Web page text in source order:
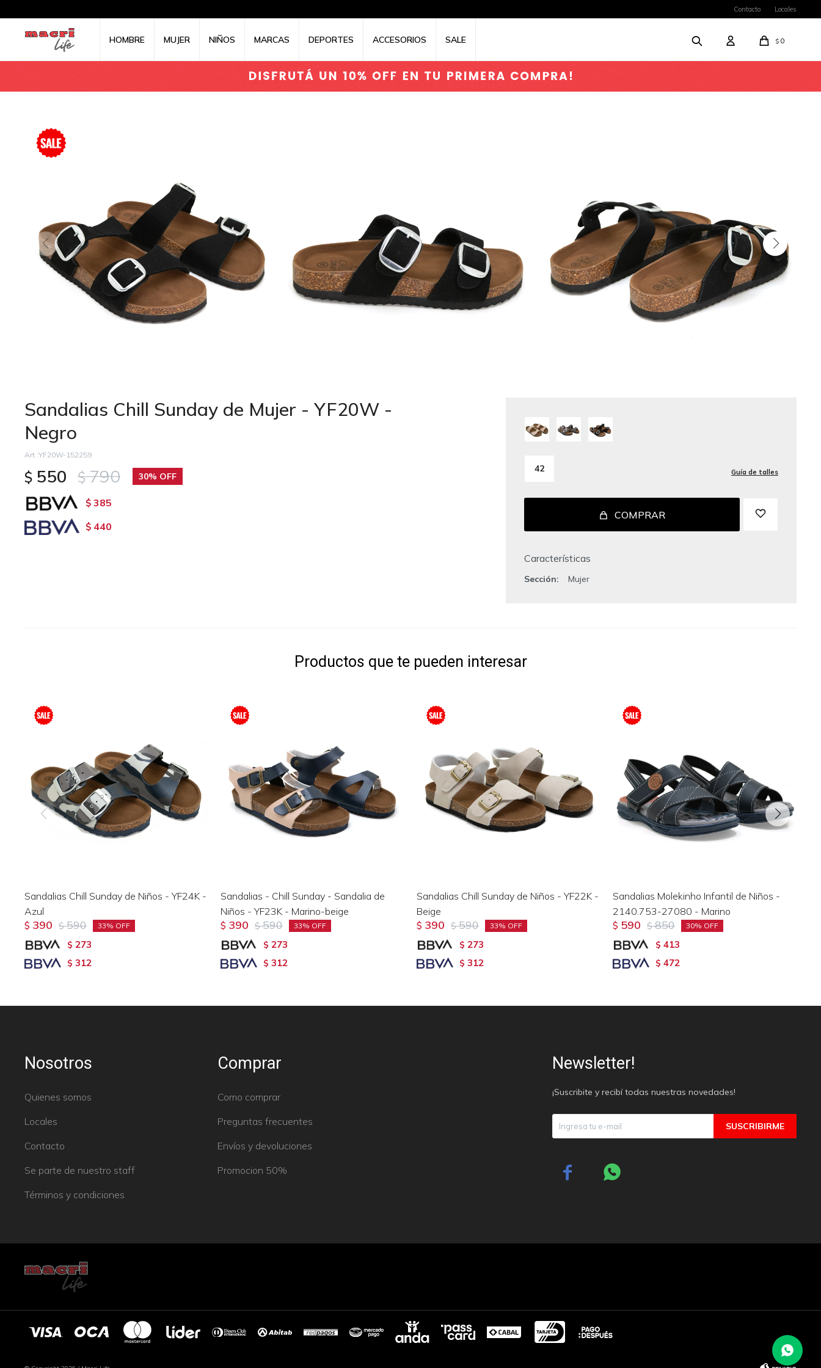
HOMBRE MUJER NIÑOS MARCAS DEPORTES ACCESORIOS SALE $ 0
Contacto Locales
Sandalias Chill Sunday de Mujer - YF20W -
Negro
YF20W-152259
$ 550 $ 790 30
$ 385
$ 440
42 Guía de talles
COMPRAR
Características
Sección Mujer
Productos que te pueden interesar
Sandalias Chill Sunday de Niños - YF24K -
Azul
$ 390 $ 590 33
$ 273
$ 312
Sandalias - Chill Sunday - Sandalia de
Niños - YF23K - Marino-beige
$ 390 $ 590 33
$ 273
$ 312
Sandalias Chill Sunday de Niños - YF22K -
Beige
$ 390 $ 590 33
$ 273
$ 312
Sandalias Molekinho Infantil de Niños -
2140.753-27080 - Marino
$ 590 $ 850 30
$ 413
$ 472
Nosotros
Quienes somos
Locales
Contacto
Se parte de nuestro staff
Términos y condiciones
Comprar
Como comprar
Preguntas frecuentes
Envíos y devoluciones
Promocion 50%
Newsletter!
¡Suscribite y recibí todas nuestras novedades!
SUSCRIBIRME
 